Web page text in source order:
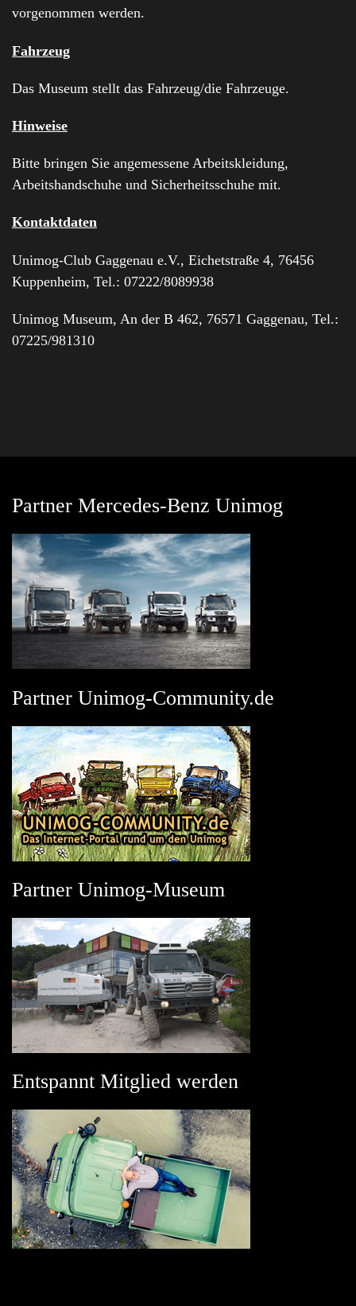
vorgenommen werden.
Fahrzeug
Das Museum stellt das Fahrzeug/die Fahrzeuge.
Hinweise
Bitte bringen Sie angemessene Arbeitskleidung,
Arbeitshandschuhe und Sicherheitsschuhe mit.
Kontaktdaten
Unimog-Club Gaggenau e.V., Eichetstraße 4, 76456
Kuppenheim, Tel.: 07222/8089938
Unimog Museum, An der B 462, 76571 Gaggenau, Tel.:
07225/981310
Partner Mercedes-Benz Unimog
Partner Unimog-Community.de
Partner Unimog-Museum
Entspannt Mitglied werden